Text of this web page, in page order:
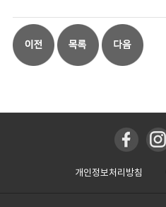
개인정보처리방침